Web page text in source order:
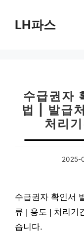
LH파스
수급권자
법 | 발급
처리
2025-
수급권자 확인서
류 | 용도 | 처리기
습니다.